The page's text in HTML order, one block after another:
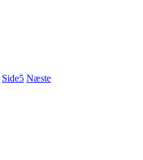
Side5 Næste